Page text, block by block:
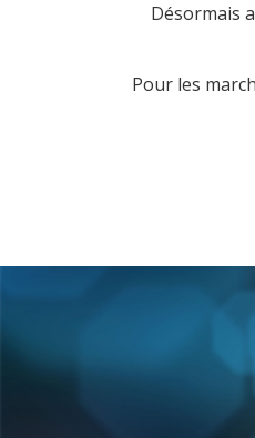
Désormais
Pour les